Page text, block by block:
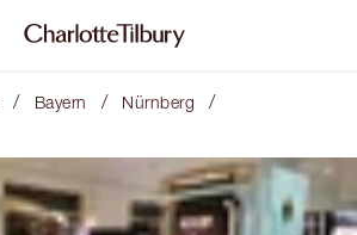
/ Bayern / Nürnberg /